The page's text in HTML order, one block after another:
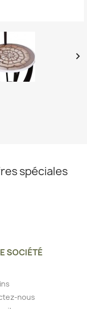

spéciales
SOCIÉTÉ
nous